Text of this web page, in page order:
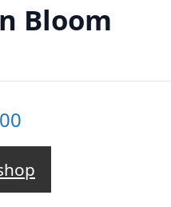
Bloom